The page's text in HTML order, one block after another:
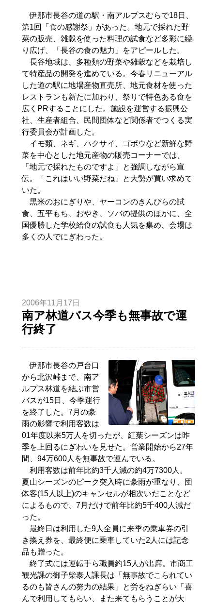
伊那市長谷の道の駅・南アルプスむらで18日、
第1回「食の感謝祭」があった。地元で採れた野
菜の販売、雑穀を使った料理の試食など多彩に繰
り広げ、「長谷の食の魅力」をアピールした。
長谷地域は、多種類の野菜や雑穀などを栽培し
て特産品の開発を進めている。今春リニューアル
した道の駅に地場産物直売所、地元食材を使った
レストランも新たに加わり、祭りで特色ある食を
広くPRすることにした。施設を運営する振興公
社、生産者組合、民間団体など関係者でつくる実
行委員会が計画した。
イモ類、ネギ、ハクサイ、ゴボウなど新鮮な野
菜を中心とした地元産物の販売コーナーでは、
「地元で採れたものですよ」と強調しながら宣
伝。「これはいい野菜だね」と大勢が買い求めて
いた。
黒米のおにぎりや、ヤーコンのきんぴらの試
食、五平もち、おやき、ソバの提供のほかに、全
国優勝した学校給食の試食も人気を集め、会場は
多くの人でにぎわった。
2006年11月17日
南ア林道バス今季も無事故で運
行終了
伊那市長谷の戸台口
から北沢峠まで、南ア
ルプス林道を結ぶ市営
バスが15日、今季運行
を終了した。7月の豪
雨の影響で利用客数は
01年度以来5万人を切ったが、紅葉シーズンは昨
季を上回るにぎわいを見せた。営業開始から27年
間、94万600人を無事故で運んでいる。
利用客数は前年比約3千人減の約4万7300人。
夏山シーズンのピーク突入時に豪雨が重なり、団
体客(15人以上)のキャンセルが相次いだことなど
によるもので、7月だけで前年比約5千400人減だ
った。
最終日は利用した9人全員に来季の乗車券の引
き換え券を、最終便に乗車していた2人には記念
品も贈った。
終了式には運転手ら職員約15人が出席。市商工
観光課の御子柴泰人課長は「無事故でこられてい
るのも皆さんの努力の結果」と労をねぎらい「喜
んで利用してもらい、また来てもらうことが大